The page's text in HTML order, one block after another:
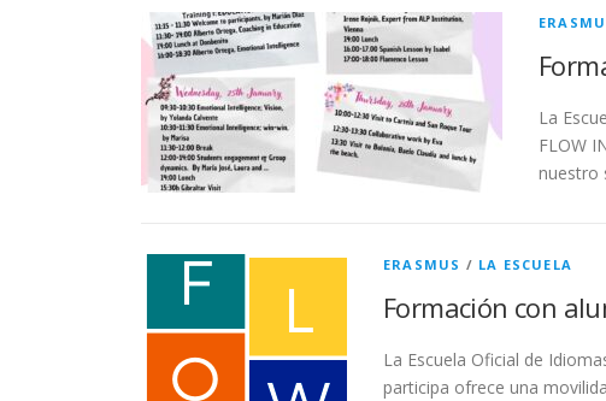
La
FLOW
nuestro
ERASMUS / LA ESCUELA
Formación con
La Escuela Oficial de
participa ofrece una